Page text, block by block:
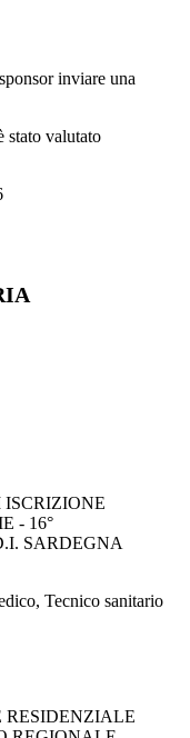
inviare una
valutato
- 16°
SARDEGNA
Tecnico sanitario
RESIDENZIALE